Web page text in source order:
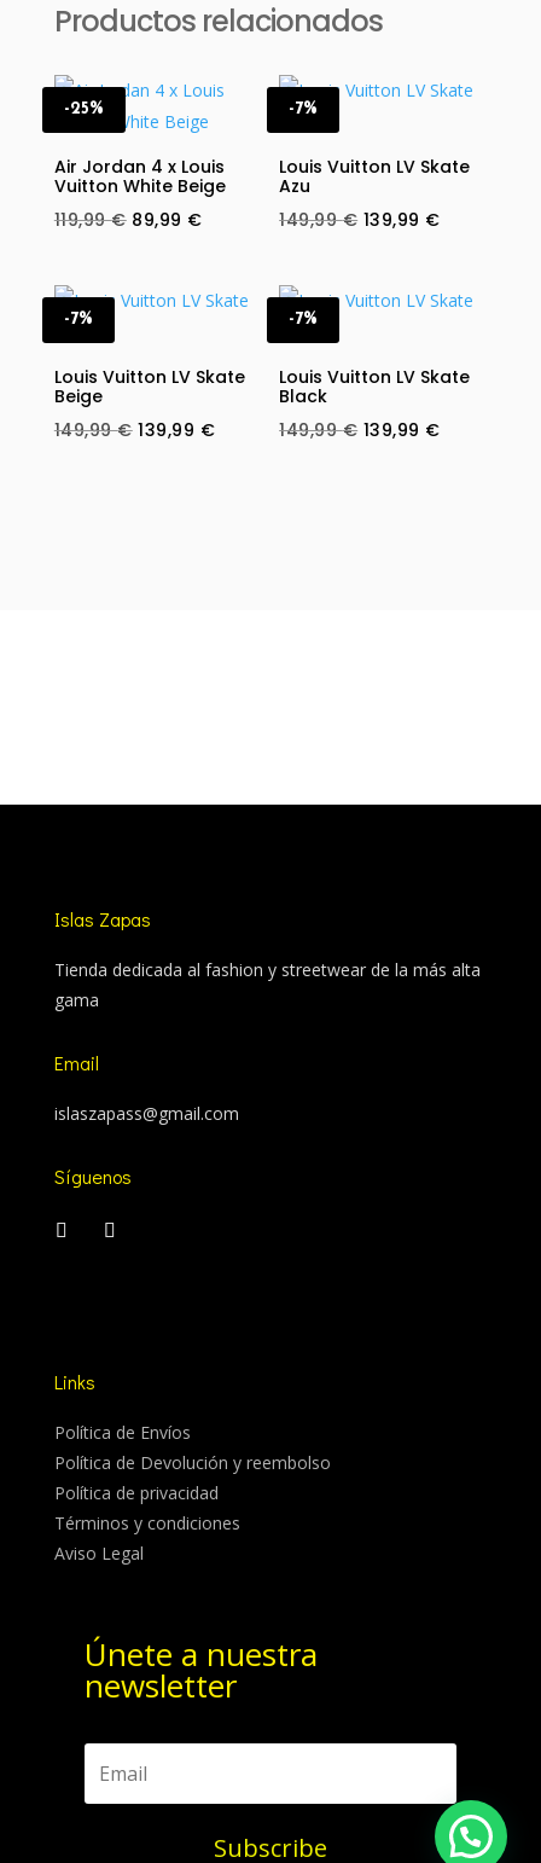
Productos relacionados
-25%
Air Jordan 4 x Louis
Vuitton White Beige
119,99€ Original
119,99 €.
89,99 €Current
89,99 €.
-7%
Louis Vuitton LV Skate
Azu
149,99€ Original
149,99 €.
139,99 €Current
139,99 €.
-7%
Louis Vuitton LV Skate
Beige
149,99€ Original
139,99 €Current
-7%
Louis Vuitton LV Skate
Black
149,99€ Original
139,99 €Current
Islas Zapas
Tienda dedicada al fashion y streetwear de la más alta
gama
Email
islaszapass@gmail.com
Síguenos
Links
Política de Envíos
Política de Devolución y reembolso
Política de privacidad
Términos y condiciones
Aviso Legal
Únete a nuestra
newsletter
Subscribe